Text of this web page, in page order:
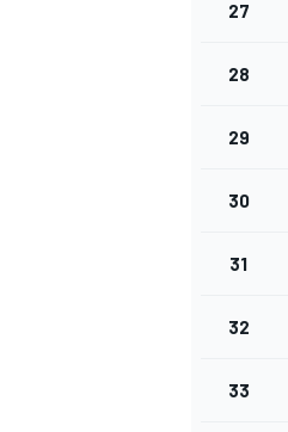
27
28
29
30
31
32
33